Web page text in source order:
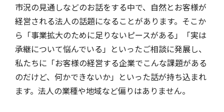
市況の見通しなどのお話をする中で、自然とお客様が
経営される法人の話題になることがあります。そこか
ら「事業拡大のために足りないピースがある」「実は
承継について悩んでいる」といったご相談に発展し、
私たちに「お客様の経営する企業でこんな課題がある
のだけど、何かできないか」といった話が持ち込まれ
ます。法人の業種や地域など偏りはありません。